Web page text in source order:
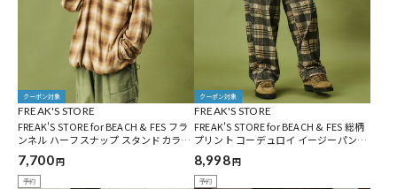
クーポン対象
FREAK'S STORE
FREAK'S STORE for BEACH & FES フラ
ンネル ハーフスナップ スタンドカラー
POシャツ
7,700円
予約
クーポン対象
FREAK'S STORE
FREAK'S STORE for BEACH & FES 総柄
プリント コーデュロイ イージーパンツ
[セットアップ対応]
8,998円
予約